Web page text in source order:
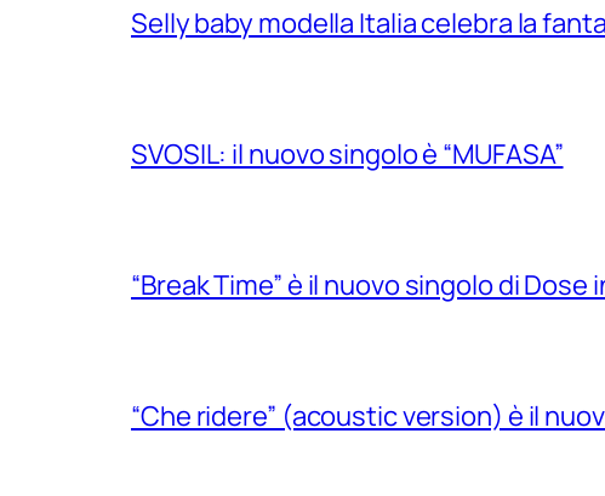
Selly baby modella Italia celebra la
SVOSIL: il nuovo singolo è “MUFASA”
“Break Time” è il nuovo singolo di
“Che ridere” (acoustic version) è il